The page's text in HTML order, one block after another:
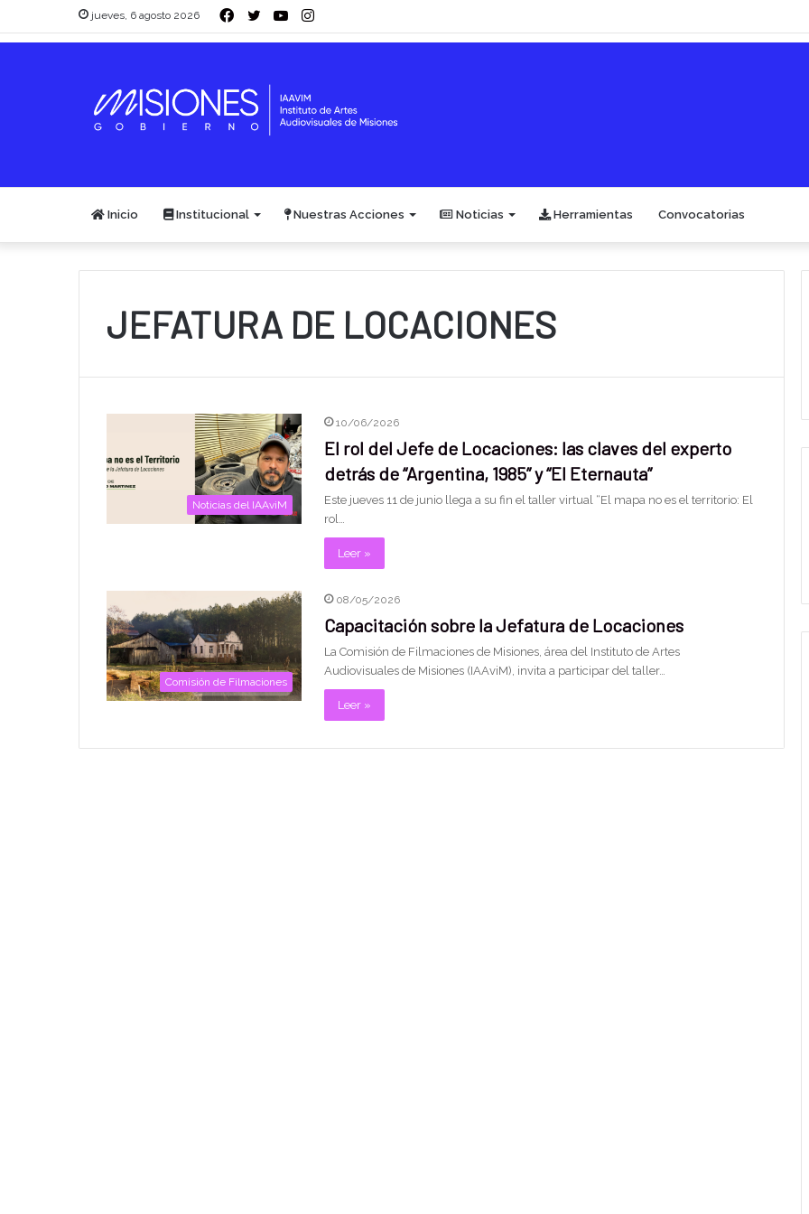
jueves, 6 agosto 2026 Facebook
TwitterYouTube
Inicio Institucional Nuestras Acciones Noticias Herramientas Convocatorias
JEFATURA DE LOCACIONES
Noticias del IAAviM
10/06/2026
El rol del Jefe de Locaciones: las claves del experto
detrás de “Argentina, 1985” y “El Eternauta”
Este jueves 11 de junio llega a su fin el taller virtual “El mapa no es el territorio: El
rol…
Leer »
Comisión de Filmaciones
08/05/2026
Capacitación sobre la Jefatura de Locaciones
La Comisión de Filmaciones de Misiones, área del Instituto de Artes
Audiovisuales de Misiones (IAAviM), invita a participar del taller…
Leer »